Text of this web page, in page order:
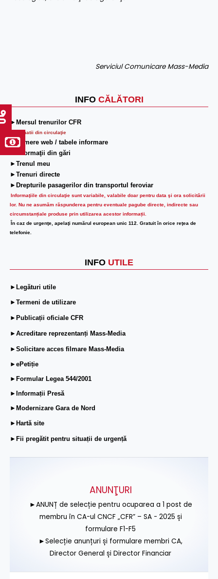
INFO CĂLĂTORI
►Mersul trenurilor CFR
Informatii din circulaţie
►Camere web / tabele informare
►Informaţii din gări
►Trenul meu
►Trenuri directe
►Drepturile pasagerilor din transportul feroviar
Informaţiile din circulaţie sunt variabile, valabile doar pentru data şi ora solicitării
lor. Nu ne asumăm răspunderea pentru eventuale pagube directe, indirecte sau
circumstanțiale produse prin utilizarea acestor informații.
În caz de urgenţe, apelaţi numărul european unic 112. Gratuit în orice reţea de
telefonie.
INFO UTILE
►Legături utile
►Termeni de utilizare
►Publicații oficiale CFR
►Acreditare reprezentanți Mass-Media
►Solicitare acces filmare Mass-Media
►ePetiție
►Formular Legea 544/2001
►Informații Presă
►Modernizare Gara de Nord
►Hartă site
►Fii pregătit pentru situații de urgență
Serviciul Comunicare Mass-Media
ANUNŢURI
►ANUNȚ de selecție pentru ocuparea a 1 post de
membru în CA-ul CNCF „CFR” – SA - 2025 și
formulare F1-F5
►Selecție anunțuri și formulare membri CA,
Director General și Director Financiar